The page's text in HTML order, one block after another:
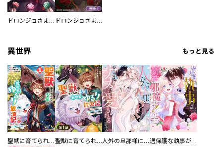
ドロンジョさまは転生しても悪役令嬢のままだった ドロンジョさまは転生しても悪役令嬢のままだった【分冊版】
異世界 もっと見る
聖獣に育てられた少年の異世界ゆるり放浪記～神様からもらったチート魔法で、仲間たちとスローライフを満喫中～ 聖獣に育てられた少年の異世界ゆるり放浪記～神様からもらったチート魔法で、仲間たちとスローライフを満喫中～【分冊版】 人外の旦那様に娶られ毎晩ナカまで愛される…。アンソロジー 過保護な執事が私の婚活を邪魔してきます！ 分冊版